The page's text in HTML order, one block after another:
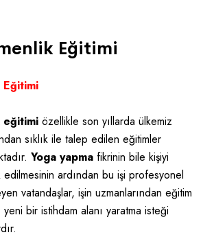
Eğitimi
Eğitimi
eğitimi özellikle son yıllarda ülkemiz
sıklık ile talep edilen eğitimler
Yoga yapma fikrinin bile kişiyi
edilmesinin ardından bu işi profesyonel
vatandaşlar, işin uzmanlarından eğitim
bir istihdam alanı yaratma isteği